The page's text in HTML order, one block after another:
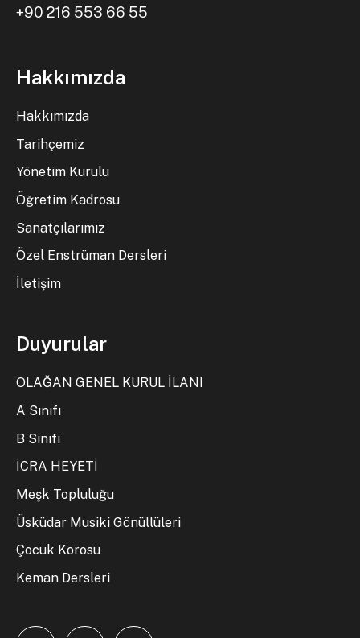
+90 216 553 66 55
Hakkımızda
Hakkımızda
Tarihçemiz
Yönetim Kurulu
Öğretim Kadrosu
Sanatçılarımız
Özel Enstrüman Dersleri
İletişim
Duyurular
OLAĞAN GENEL KURUL İLANI
A Sınıfı
B Sınıfı
İCRA HEYETİ
Meşk Topluluğu
Üsküdar Musiki Gönüllüleri
Çocuk Korosu
Keman Dersleri